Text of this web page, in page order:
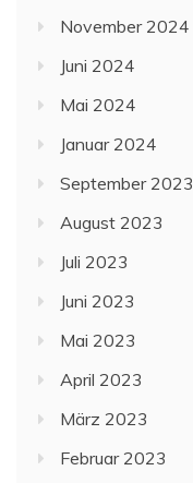
November 2024
Juni 2024
Mai 2024
Januar 2024
September 2023
August 2023
Juli 2023
Juni 2023
Mai 2023
April 2023
März 2023
Februar 2023